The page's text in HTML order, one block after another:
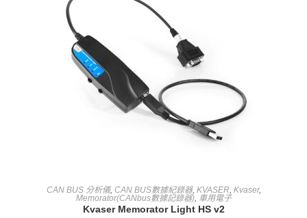
查看內容
CAN BUS 分析儀, CAN BUS數據紀錄器, KVASER, Kvaser,
Memorator(CANbus數據記錄器), 車用電子
Kvaser Memorator Light HS v2